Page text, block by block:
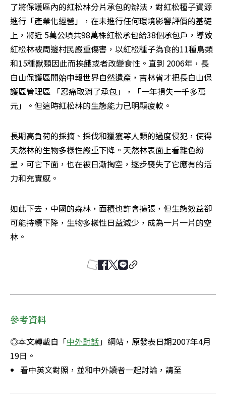
了將保護區內的紅松林分片承包的辦法，對紅松種子資源
進行「產業化經營」，在未進行任何環境影響評價的基礎
上，將近 5萬公頃共98萬株紅松承包給38個承包戶，導致
紅松林被周邊村民嚴重傷害，以紅松種子為食的11種鳥類
和15種獸類因此而挨餓或者改變食性。直到 2006年，長
白山保護區開始申報世界自然遺產，吉林省才把長白山保
護區管理區 「忍痛取消了承包」，「一年損失一千多萬
元」。但這時紅松林的生態能力已明顯疲軟。
長期高負荷的採摘、採伐和獵獲等人類的過度侵犯，使得
天然林的生物多樣性嚴重下降。天然林表面上看雜色紛
呈，可它下面，也在被日漸掏空，逐步喪失了它應有的活
力和充實感。
如此下去，中國的森林，面積也許會擴張，但生態效益卻
可能持續下降，生物多樣性日益減少，成為一片一片的空
林。
參考資料
◎本文轉載自「中外對話」網站，原發表日期2007年4月
19日。
看中英文對照，並和中外讀者一起討論，請至